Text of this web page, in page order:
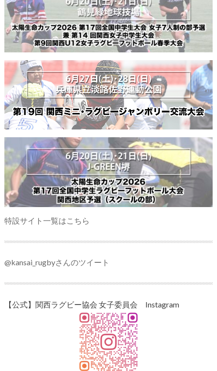
特設サイト一覧はこちら
@kansai_rugbyさんのツイート
【公式】関西ラグビー協会 女子委員会 Instagram